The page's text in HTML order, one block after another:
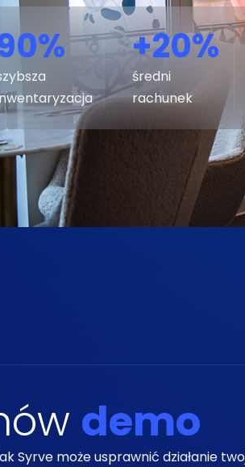
%
średni
rachunek
+20%
Właściciel sieci
4 lokalizacje
demo
Syrve może usprawnić działanie